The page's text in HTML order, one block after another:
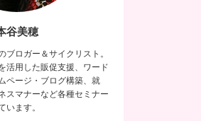
谷美穂
ブロガー＆サイクリスト。
活用した販促支援、ワード
ページ・ブログ構築、就
スマナーなど各種セミナー
います。